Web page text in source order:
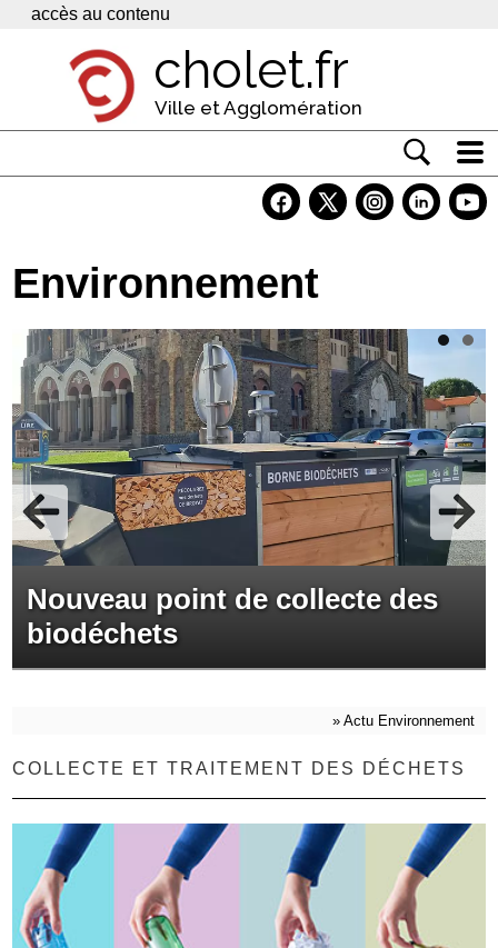
Panneau de gestion des cookies
accès au contenu
cholet.fr
Ville et Agglomération
Economie
Services
Contacts
Environnement
Nouveau point de collecte des
biodéchets
» Actu Environnement
COLLECTE ET TRAITEMENT DES DÉCHETS